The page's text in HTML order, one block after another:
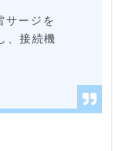
サージを
、接続機